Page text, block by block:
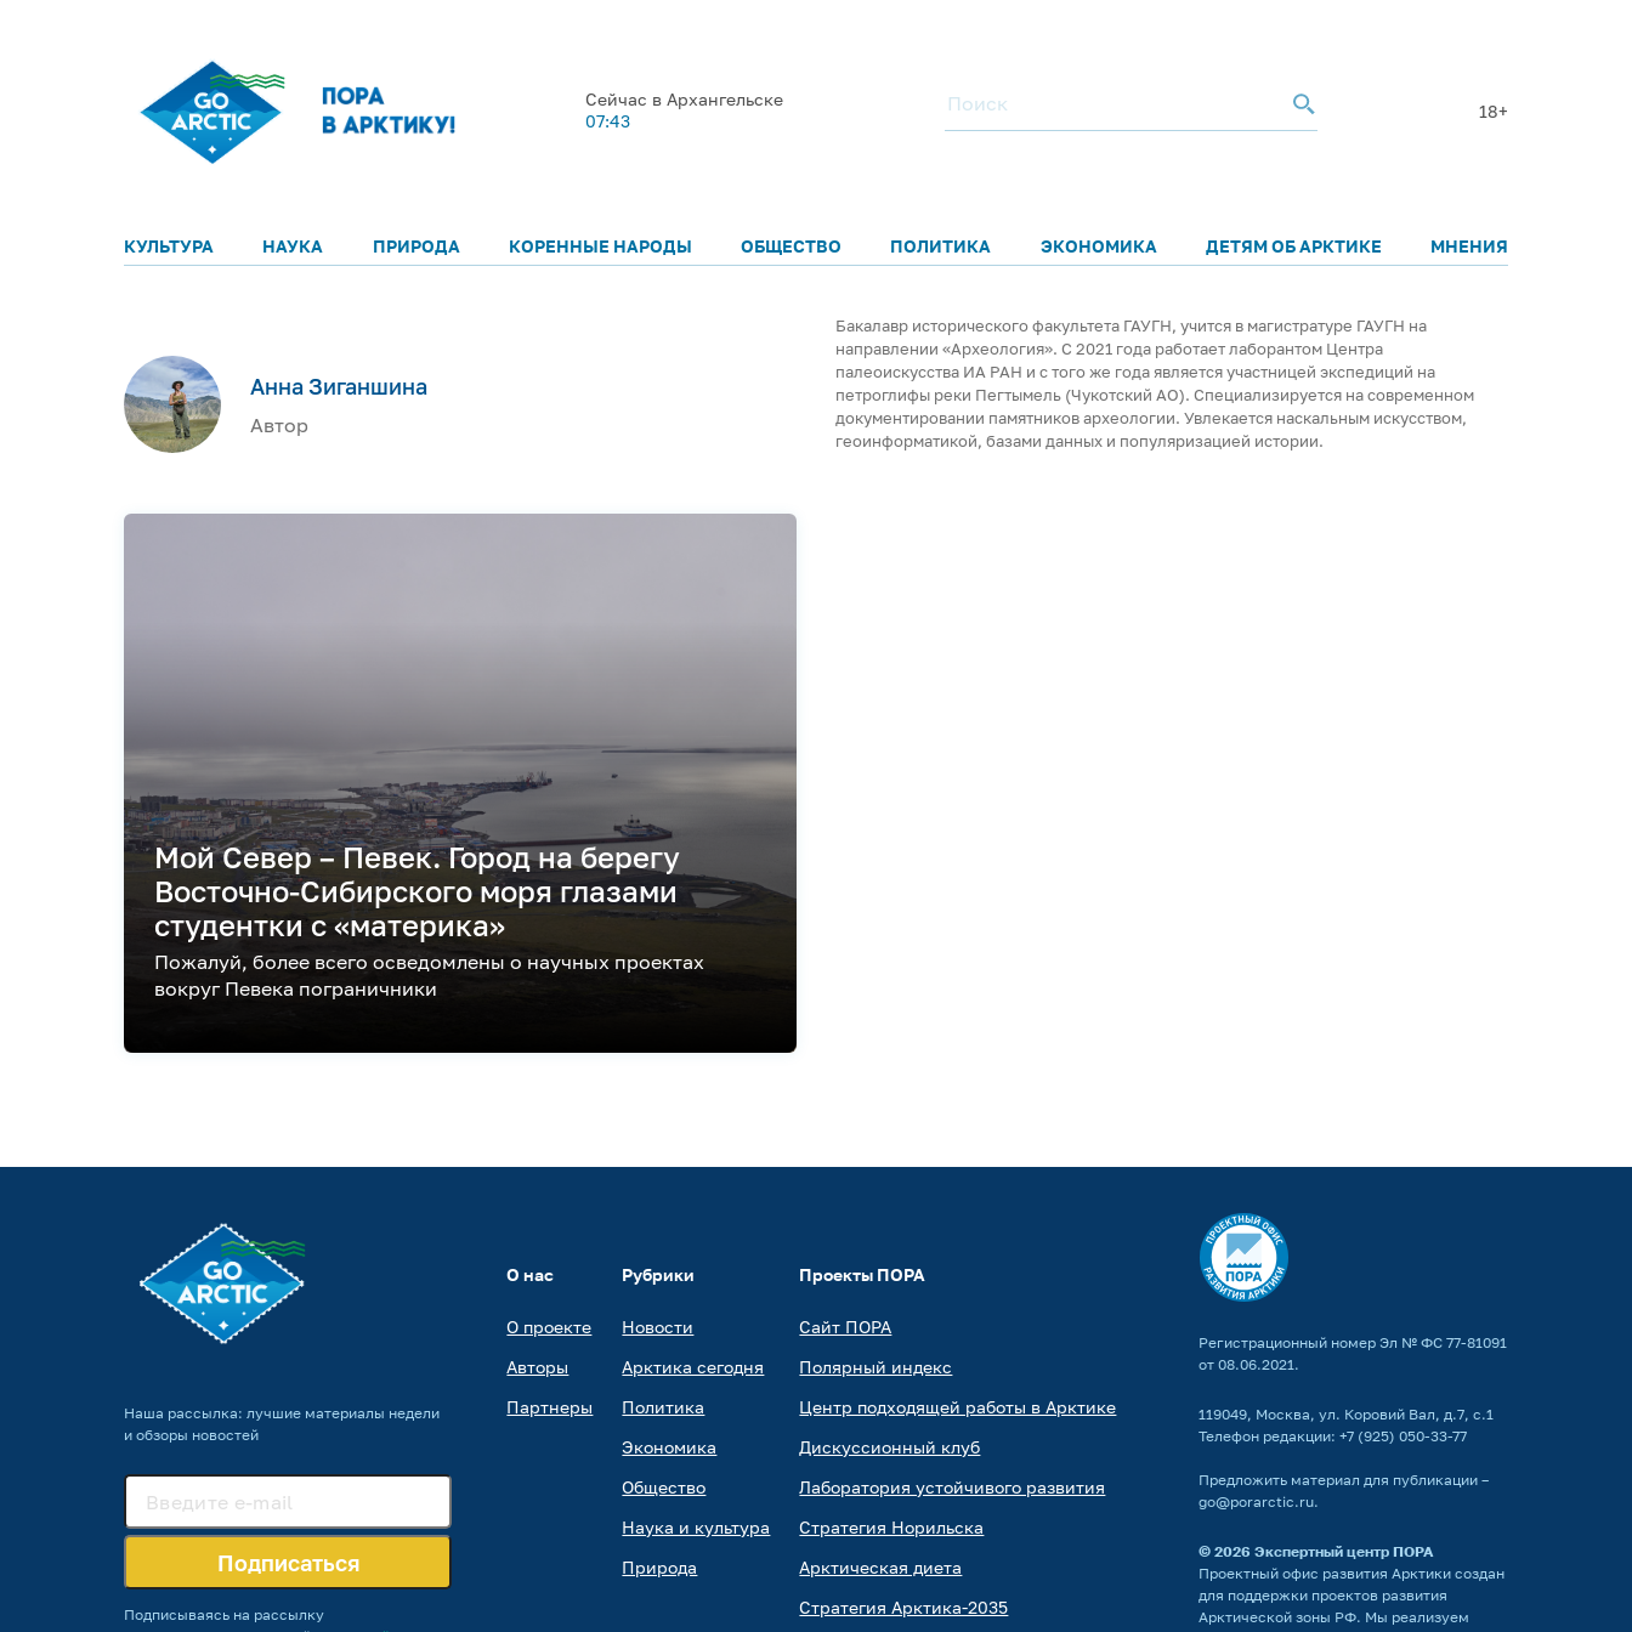
Сейчас в Архангельске
07:43
18+
КУЛЬТУРА НАУКА ПРИРОДА КОРЕННЫЕ НАРОДЫ ОБЩЕСТВО ПОЛИТИКА ЭКОНОМИКА ДЕТЯМ ОБ АРКТИКЕ МНЕНИЯ
Анна Зиганшина
Автор
Бакалавр исторического факультета ГАУГН, учится в магистратуре ГАУГН на
направлении «Археология». С 2021 года работает лаборантом Центра
палеоискусства ИА РАН и с того же года является участницей экспедиций на
петроглифы реки Пегтымель (Чукотский АО). Специализируется на современном
документировании памятников археологии. Увлекается наскальным искусством,
геоинформатикой, базами данных и популяризацией истории.
Мой Север – Певек. Город на берегу
Восточно-Сибирского моря глазами
студентки с «материка»
Пожалуй, более всего осведомлены о научных проектах
вокруг Певека пограничники
Наша рассылка: лучшие материалы недели
и обзоры новостей
Подписаться
Подписываясь на рассылку
О нас
О проекте
Авторы
Партнеры
Рубрики
Новости
Арктика сегодня
Политика
Экономика
Общество
Наука и культура
Природа
Проекты ПОРА
Сайт ПОРА
Полярный индекс
Центр подходящей работы в Арктике
Дискуссионный клуб
Лаборатория устойчивого развития
Стратегия Норильска
Арктическая диета
Стратегия Арктика-2035
Регистрационный номер Эл № ФС 77-81091
от 08.06.2021.
119049, Москва, ул. Коровий Вал, д.7, с.1
Телефон редакции: +7 (925) 050-33-77
Предложить материал для публикации –
go@porarctic.ru.
© 2026 Экспертный центр ПОРА
Проектный офис развития Арктики создан
для поддержки проектов развития
Арктической зоны РФ. Мы реализуем